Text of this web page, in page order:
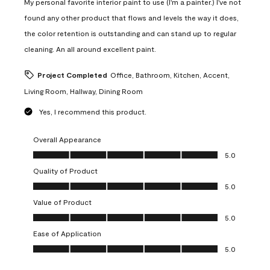
My personal favorite interior paint to use (I'm a painter.) I've not
found any other product that flows and levels the way it does,
the color retention is outstanding and can stand up to regular
cleaning. An all around excellent paint.
Project Completed Office, Bathroom, Kitchen, Accent,
Living Room, Hallway, Dining Room
Yes, I recommend this product.
Overall Appearance
Overall Appearance, 5.0 out of 5
5.0
Quality of Product
Quality of Product, 5.0 out of 5
5.0
Value of Product
Value of Product, 5.0 out of 5
5.0
Ease of Application
Ease of Application, 5.0 out of 5
5.0